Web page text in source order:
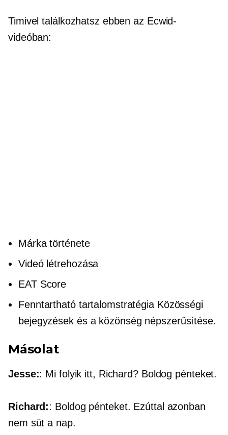
Timivel találkozhatsz ebben az Ecwid-
videóban:
Márka története
Videó létrehozása
EAT Score
Fenntartható tartalomstratégia Közösségi
bejegyzések és a közönség népszerűsítése.
Másolat
Jesse:: Mi folyik itt, Richard? Boldog pénteket.
Richard:: Boldog pénteket. Ezúttal azonban
nem süt a nap.